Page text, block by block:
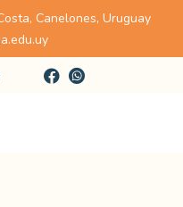
Canelones, Uruguay